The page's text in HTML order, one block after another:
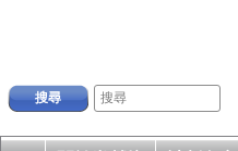
搜尋